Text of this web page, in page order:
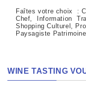
Faîtes votre choix :
Chef, Information
Shopping Culturel,
Paysagiste
WINE TASTING